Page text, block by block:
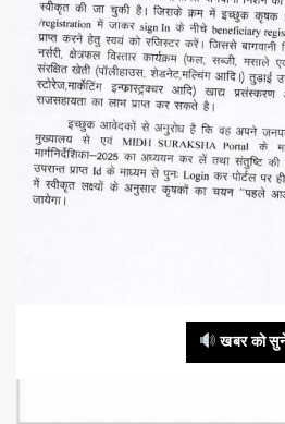
खबर को